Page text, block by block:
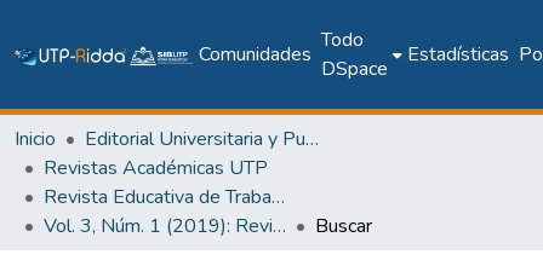
Comunidades
Todo
DSpace
Estadísticas
Inicio
Editorial Universitaria y Publicaciones Seriadas
Revistas Académicas UTP
Revista Educativa de Trabajos Orientados al Siglo XXI (RETOS XXI)
Vol. 3, Núm. 1 (2019): Revista RETO XXI - Discapacidad y Educación
Buscar